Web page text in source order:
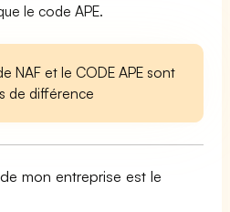
le code APE.
NAF et le CODE APE sont
de différence
mon entreprise est le